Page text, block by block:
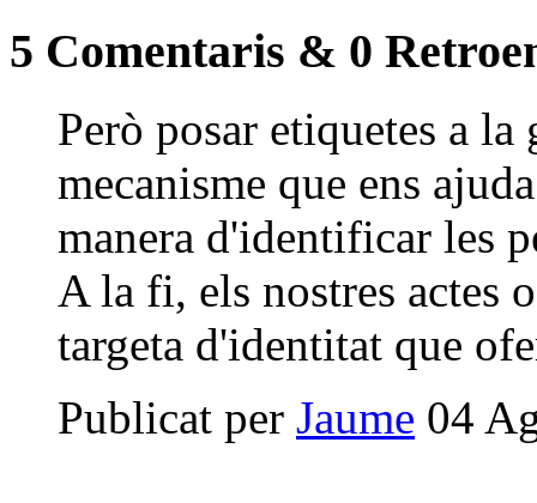
5 Comentaris & 0
Però posar etiquetes a la
mecanisme que ens
manera d'identificar les
A la fi, els nostres actes
targeta d'identitat que
Publicat per Jaume 04